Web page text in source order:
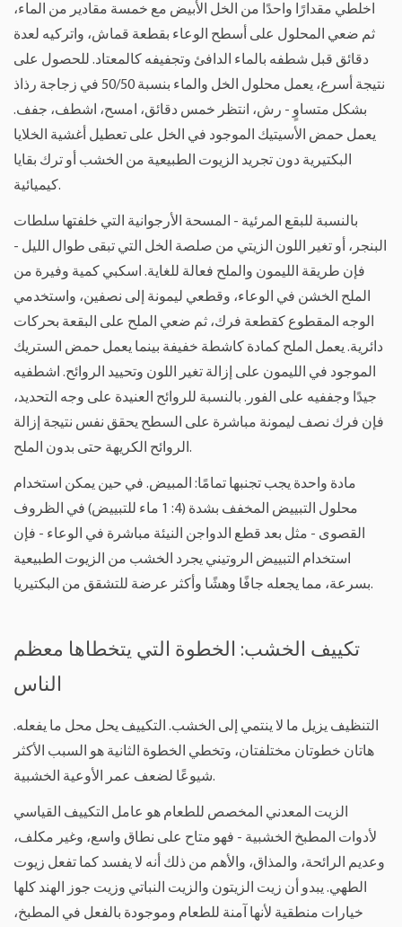
اخلطي مقدارًا واحدًا من الخل الأبيض مع خمسة مقادير من الماء،
ثم ضعي المحلول على أسطح الوعاء بقطعة قماش، واتركيه لعدة
دقائق قبل شطفه بالماء الدافئ وتجفيفه كالمعتاد. للحصول على
نتيجة أسرع، يعمل محلول الخل والماء بنسبة 50/50 في زجاجة رذاذ
بشكل متساوٍ - رش، انتظر خمس دقائق، امسح، اشطف، جفف.
يعمل حمض الأسيتيك الموجود في الخل على تعطيل أغشية الخلايا
البكتيرية دون تجريد الزيوت الطبيعية من الخشب أو ترك بقايا
كيميائية.
بالنسبة للبقع المرئية - المسحة الأرجوانية التي خلفتها سلطات
البنجر، أو تغير اللون الزيتي من صلصة الخل التي تبقى طوال الليل -
فإن طريقة الليمون والملح فعالة للغاية. اسكبي كمية وفيرة من
الملح الخشن في الوعاء، وقطعي ليمونة إلى نصفين، واستخدمي
الوجه المقطوع كقطعة فرك، ثم ضعي الملح على البقعة بحركات
دائرية. يعمل الملح كمادة كاشطة خفيفة بينما يعمل حمض الستريك
الموجود في الليمون على إزالة تغير اللون وتحييد الروائح. اشطفيه
جيدًا وجففيه على الفور. بالنسبة للروائح العنيدة على وجه التحديد،
فإن فرك نصف ليمونة مباشرة على السطح يحقق نفس نتيجة إزالة
الروائح الكريهة حتى بدون الملح.
مادة واحدة يجب تجنبها تمامًا: المبيض. في حين يمكن استخدام
محلول التبييض المخفف بشدة (4: 1 ماء للتبييض) في الظروف
القصوى - مثل بعد قطع الدواجن النيئة مباشرة في الوعاء - فإن
استخدام التبييض الروتيني يجرد الخشب من الزيوت الطبيعية
بسرعة، مما يجعله جافًا وهشًا وأكثر عرضة للتشقق من البكتيريا.
تكييف الخشب: الخطوة التي يتخطاها معظم
الناس
التنظيف يزيل ما لا ينتمي إلى الخشب. التكييف يحل محل ما يفعله.
هاتان خطوتان مختلفتان، وتخطي الخطوة الثانية هو السبب الأكثر
شيوعًا لضعف عمر الأوعية الخشبية.
الزيت المعدني المخصص للطعام هو عامل التكييف القياسي
لأدوات المطبخ الخشبية - فهو متاح على نطاق واسع، وغير مكلف،
وعديم الرائحة، والمذاق، والأهم من ذلك أنه لا يفسد كما تفعل زيوت
الطهي. يبدو أن زيت الزيتون والزيت النباتي وزيت جوز الهند كلها
خيارات منطقية لأنها آمنة للطعام وموجودة بالفعل في المطبخ،